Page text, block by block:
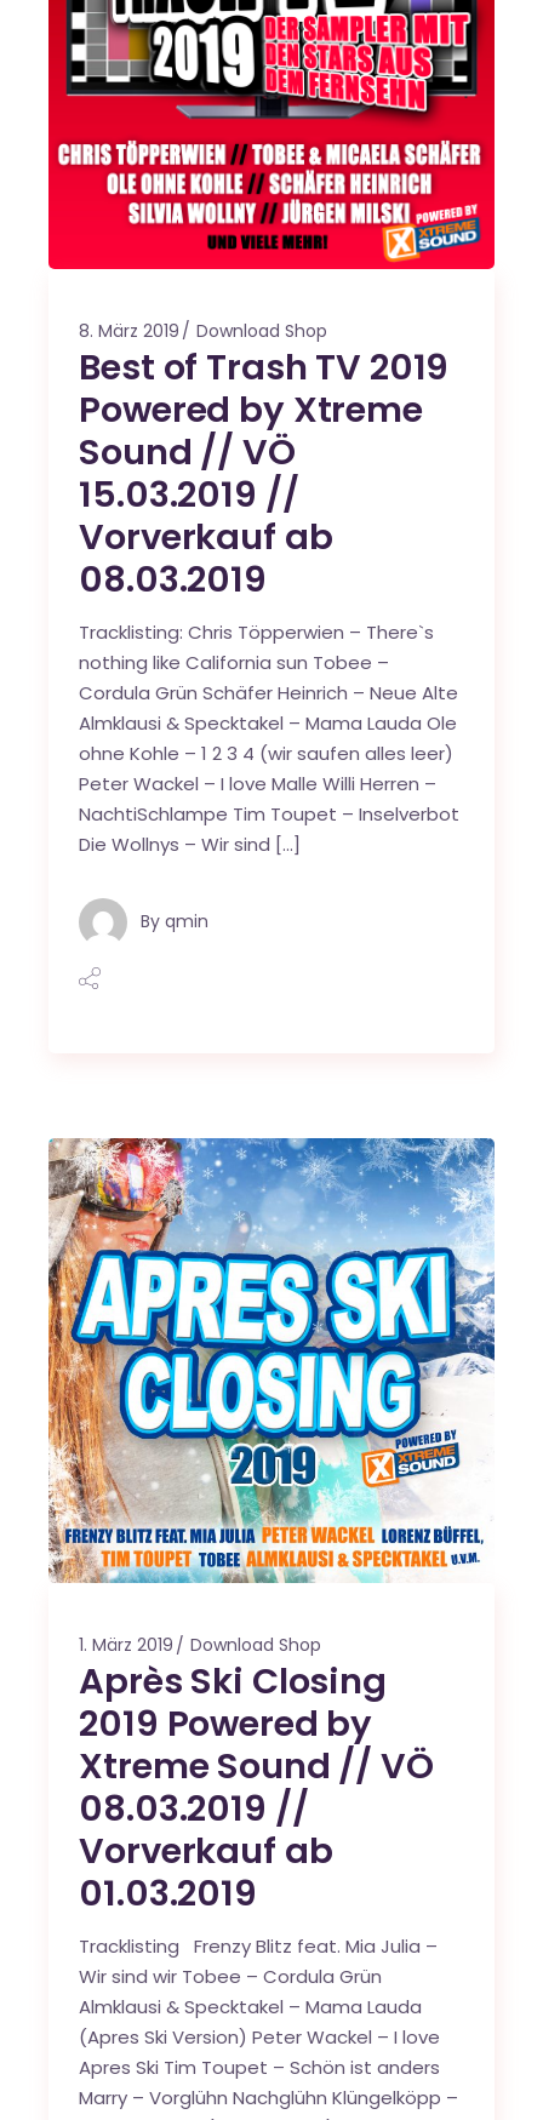
8. März 2019 Download Shop
Best of Trash TV 2019
Powered by Xtreme
Sound // VÖ
15.03.2019 //
Vorverkauf ab
08.03.2019
Tracklisting: Chris Töpperwien – There`s
nothing like California sun Tobee –
Cordula Grün Schäfer Heinrich – Neue Alte
Almklausi & Specktakel – Mama Lauda Ole
ohne Kohle – 1 2 3 4 (wir saufen alles leer)
Peter Wackel – I love Malle Willi Herren –
NachtiSchlampe Tim Toupet – Inselverbot
Die Wollnys – Wir sind […]
By qmin
1. März 2019 Download Shop
Après Ski Closing
2019 Powered by
Xtreme Sound // VÖ
08.03.2019 //
Vorverkauf ab
01.03.2019
Tracklisting Frenzy Blitz feat. Mia Julia –
Wir sind wir Tobee – Cordula Grün
Almklausi & Specktakel – Mama Lauda
(Apres Ski Version) Peter Wackel – I love
Apres Ski Tim Toupet – Schön ist anders
Marry – Vorglühn Nachglühn Klüngelköpp –